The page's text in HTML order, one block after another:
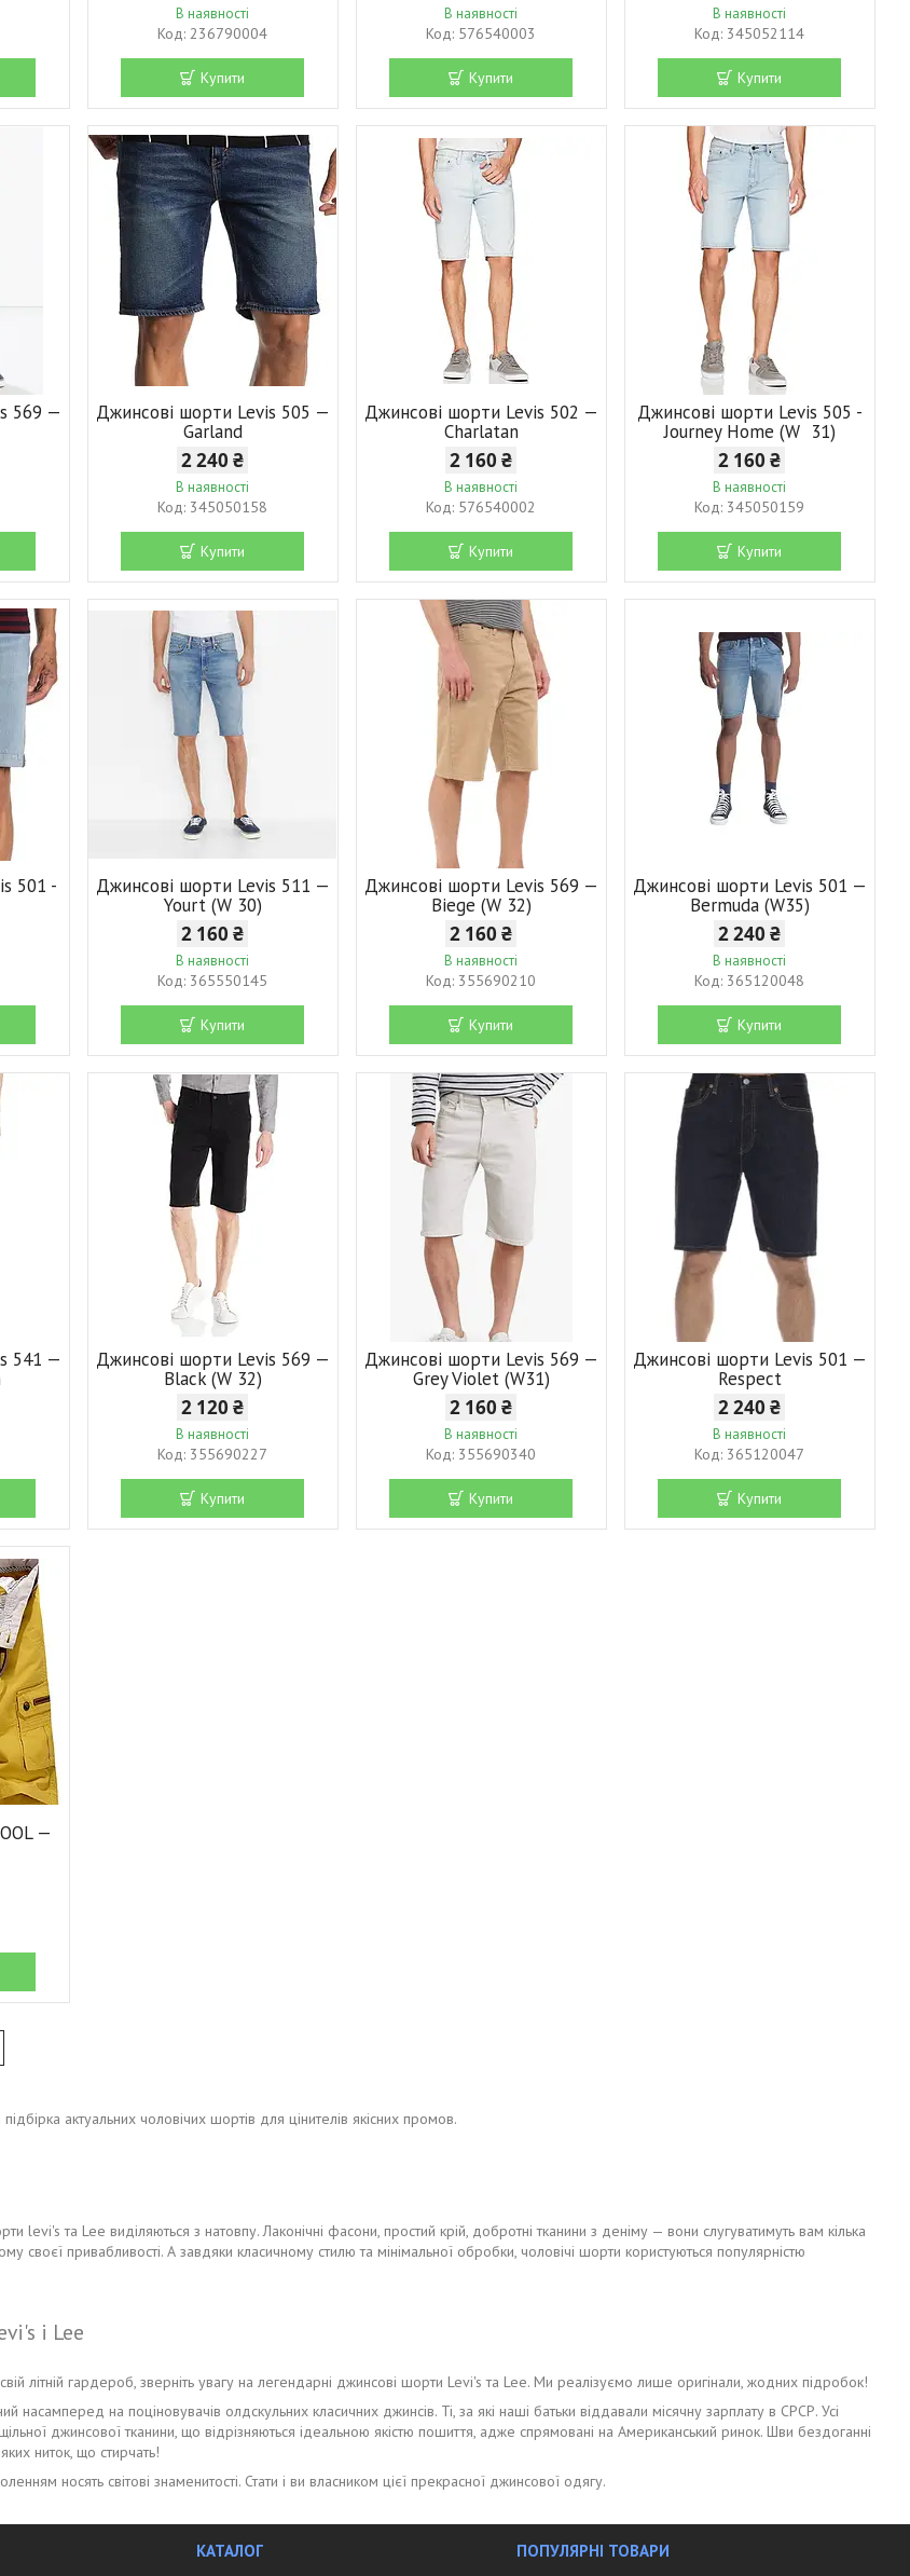
В наявності
236790004
Купити
В наявності
576540003
Купити
В наявності
345052114
Купити
569 —
Джинсові шорти Levis 505 —
Garland
2 240 ₴
В наявності
345050158
Купити
Джинсові шорти Levis 502 —
Charlatan
2 160 ₴
В наявності
576540002
Купити
Джинсові шорти Levis 505 -
Journey Home (W 31)
2 160 ₴
В наявності
345050159
Купити
501 -
Джинсові шорти Levis 511 —
Yourt (W 30)
2 160 ₴
В наявності
365550145
Купити
Джинсові шорти Levis 569 —
Biege (W 32)
2 160 ₴
В наявності
355690210
Купити
Джинсові шорти Levis 501 —
Bermuda (W35)
2 240 ₴
В наявності
365120048
Купити
541 —
Джинсові шорти Levis 569 —
Black (W 32)
2 120 ₴
В наявності
355690227
Купити
Джинсові шорти Levis 569 —
Grey Violet (W31)
2 160 ₴
В наявності
355690340
Купити
Джинсові шорти Levis 501 —
Respect
2 240 ₴
В наявності
365120047
Купити
—
актуальних чоловічих шортів для цінителів якісних промов.
levi's та Lee виділяються з натовпу. Лаконічні фасони, простий крій, добротні тканини з деніму — вони слугуватимуть вам кілька
своєї привабливості. А завдяки класичному стилю та мінімальної обробки, чоловічі шорти користуються популярністю
і Lee
літній гардероб, зверніть увагу на легендарні джинсові шорти Levi's та Lee. Ми реалізуємо лише оригінали, жодних підробок!
насамперед на поціновувачів олдскульних класичних джинсів. Ті, за які наші батьки віддавали місячну зарплату в СРСР. Усі
джинсової тканини, що відрізняються ідеальною якістю пошиття, адже спрямовані на Американський ринок. Шви бездоганні
ниток, що стирчать!
носять світові знаменитості. Стати і ви власником цієї прекрасної джинсової одягу.
КАТАЛОГ ПОПУЛЯРНІ ТОВАРИ